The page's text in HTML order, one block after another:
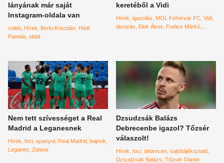
lányának már saját
Instagram-oldala van
celeb Hírek Berki Krisztián Hódi
Pamela oldal
keretéből a Vidi
Hírek igazolás MOL Fehérvár FC Vidi
távozás
Elek Ákos
Futács Márkó
Nem tett szívességet a Real
Madrid a Leganesnek
Hírek foci spanyol Real Madrid bajnok
Leganes Zidane
Dzsudzsák Balázs
Debrecenbe igazol? Tőzsér
válaszolt!
Hírek foci debrecen sajtótájékoztató
Dzsudzsák Balázs Tőzsér Dániel